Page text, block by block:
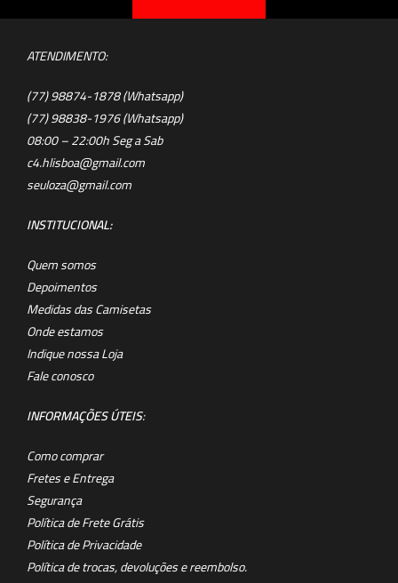
ATENDIMENTO:
(77) 98874-1878 (Whatsapp)
(77) 98838-1976 (Whatsapp)
08:00 – 22:00h Seg a Sab
c4.hlisboa@gmail.com
seuloza@gmail.com
INSTITUCIONAL:
Quem somos
Depoimentos
Medidas das Camisetas
Onde estamos
Indique nossa Loja
Fale conosco
INFORMAÇÕES ÚTEIS:
Como comprar
Fretes e Entrega
Segurança
Política de Frete Grátis
Política de Privacidade
Política de trocas, devoluções e reembolso.